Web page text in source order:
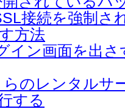
接続を強制さ
方法
イン画面を出
のレンタルサ
する